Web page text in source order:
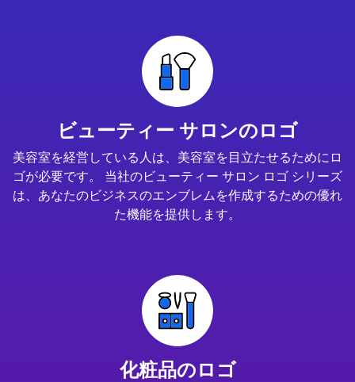
ビューティー サロンのロゴ
美容室を経営している人は、美容室を目立たせるためにロ
ゴが必要です。 当社のビューティー サロン ロゴ シリーズ
は、あなたのビジネスのエンブレムを作成するための優れ
た機能を提供します。
化粧品のロゴ